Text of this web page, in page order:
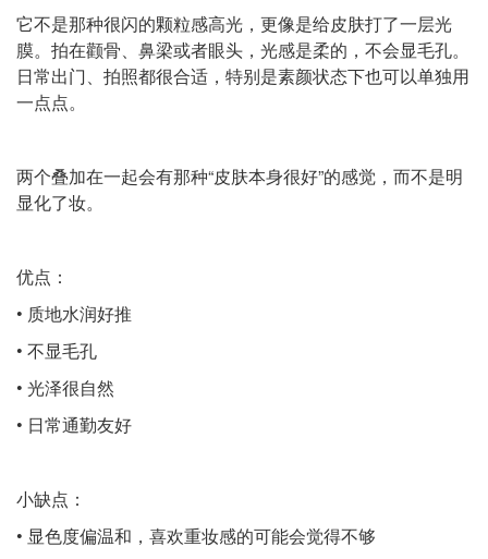
它不是那种很闪的颗粒感高光，更像是给皮肤打了一层光
膜。拍在颧骨、鼻梁或者眼头，光感是柔的，不会显毛孔。
日常出门、拍照都很合适，特别是素颜状态下也可以单独用
一点点。
两个叠加在一起会有那种“皮肤本身很好”的感觉，而不是明
显化了妆。
优点：
• 质地水润好推
• 不显毛孔
• 光泽很自然
• 日常通勤友好
小缺点：
• 显色度偏温和，喜欢重妆感的可能会觉得不够